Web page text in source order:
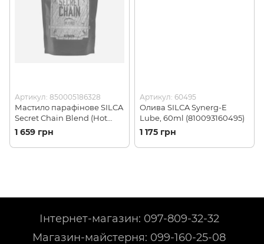
Артикул: 850005186328
Мастило парафінове SILCA
Secret Chain Blend (Hot
Wax), 500g (850005186328)
1 659 грн
Артикул: 60495
Олива SILCA Synerg-E
Lube, 60ml (810093160495)
1 175 грн
Інтернет-магазин: 097-809-32-32
Магазин-майстерня: 099-160-25-08